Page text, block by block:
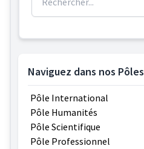
Naviguez dans nos Pôles
Pôle International
Pôle Humanités
Pôle Scientifique
Pôle Professionnel